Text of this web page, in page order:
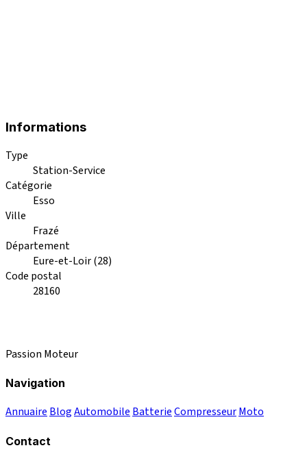
Informations
Type
Station-Service
Catégorie
Esso
Ville
Frazé
Département
Eure-et-Loir (28)
Code postal
28160
Passion Moteur
Navigation
Annuaire BlogAutomobile BatterieCompresseurMoto
Contact